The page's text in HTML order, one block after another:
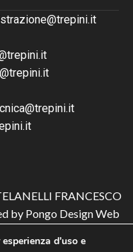
FRANCESCO
by Pongo Design Web
d'uso e